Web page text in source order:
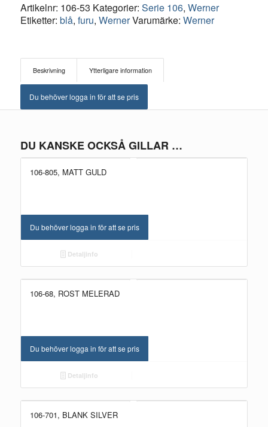
Artikelnr: 106-53 Kategorier: Serie 106, Werner
Etiketter: blå, furu, WernerVarumärke: Werner
Beskrivning Ytterligare information
Du behöver logga in för att se pris
DU KANSKE OCKSÅ GILLAR …
106-805, MATT GULD
Du behöver logga in för att se pris
Detaljinfo
106-68, ROST MELERAD
Du behöver logga in för att se pris
Detaljinfo
106-701, BLANK SILVER